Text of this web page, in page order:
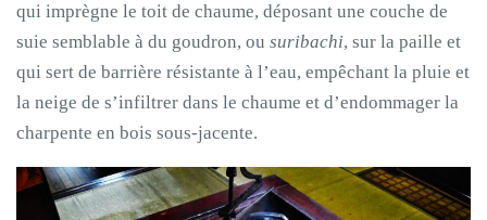
qui imprègne le toit de chaume, déposant une couche de
suie semblable à du goudron, ou suribachi, sur la paille et
qui sert de barrière résistante à l’eau, empêchant la pluie et
la neige de s’infiltrer dans le chaume et d’endommager la
charpente en bois sous-jacente.